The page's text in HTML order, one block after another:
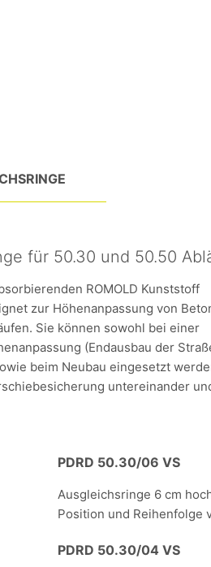
für 50.30 und 50.50
ROMOLD Kunststoff
zur Höhenanpassung von
Sie können sowohl bei einer
(Endausbau der
beim Neubau eingesetzt
untereinander
PDRD 50.30/06 VS
Ausgleichsringe 6 cm
Position und Reihenfolge
PDRD 50.30/04 VS